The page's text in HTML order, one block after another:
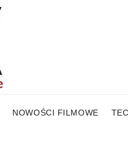
NOWOŚCI FILMOWE